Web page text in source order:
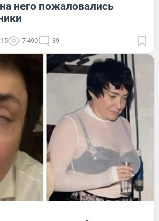
него пожаловались
7 490 39